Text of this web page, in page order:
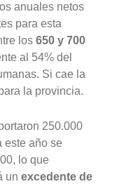
anuales netos
para esta
los 650 y 700
al 54% del
Si cae la
la provincia.
250.000
este año se
lo que
unexcedente de